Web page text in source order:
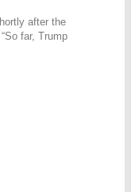
after the
far, Trump